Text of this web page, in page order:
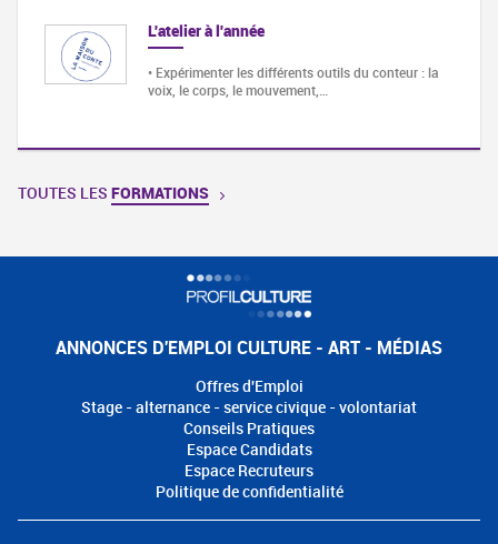
L'atelier à l'année
• Expérimenter les différents outils du conteur : la
voix, le corps, le mouvement,…
TOUTES LES FORMATIONS
ANNONCES D'EMPLOI CULTURE - ART - MÉDIAS
Offres d'Emploi
Stage - alternance - service civique - volontariat
Conseils Pratiques
Espace Candidats
Espace Recruteurs
Politique de confidentialité